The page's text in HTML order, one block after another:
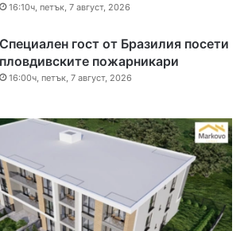
16:10ч, петък, 7 август, 2026
Специален гост от Бразилия посети
пловдивските пожарникари
16:00ч, петък, 7 август, 2026